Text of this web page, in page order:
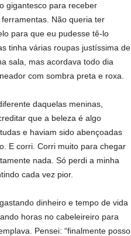
gigantesco para receber
Não queria ter
para que eu pudesse tê-lo
tinha várias roupas justíssima de
sala, mas acordava todo dia
com sombra preta e roxa.
daquelas meninas,
que a beleza é algo
e haviam sido abençoadas
E corri. Corri muito para chegar
nada. Só perdi a minha
cada vez pior.
dinheiro e tempo de vida
horas no cabeleireiro para
Pensei: “finalmente posso